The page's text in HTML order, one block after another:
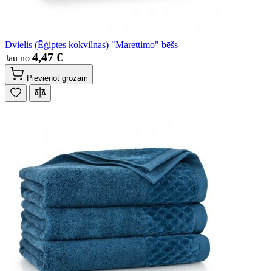
Dvielis (Ēģiptes kokvilnas) "Marettimo" bēšs
Jau no 4,47 €
Pievienot grozam